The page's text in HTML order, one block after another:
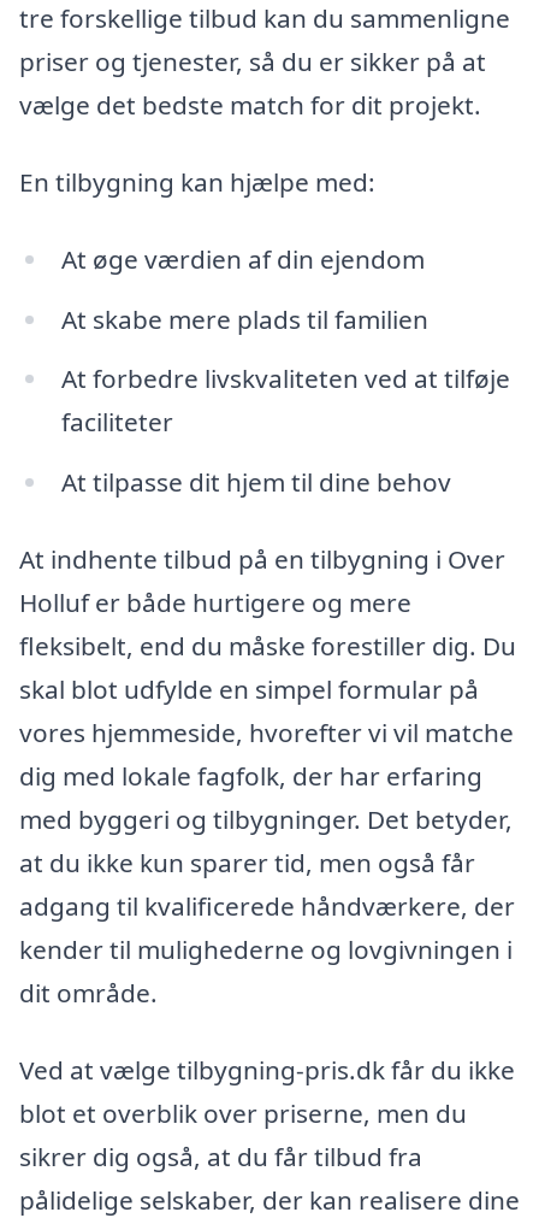
tre forskellige tilbud kan du sammenligne
priser og tjenester, så du er sikker på at
vælge det bedste match for dit projekt.
En tilbygning kan hjælpe med:
At øge værdien af din ejendom
At skabe mere plads til familien
At forbedre livskvaliteten ved at tilføje
faciliteter
At tilpasse dit hjem til dine behov
At indhente tilbud på en tilbygning i Over
Holluf er både hurtigere og mere
fleksibelt, end du måske forestiller dig. Du
skal blot udfylde en simpel formular på
vores hjemmeside, hvorefter vi vil matche
dig med lokale fagfolk, der har erfaring
med byggeri og tilbygninger. Det betyder,
at du ikke kun sparer tid, men også får
adgang til kvalificerede håndværkere, der
kender til mulighederne og lovgivningen i
dit område.
Ved at vælge tilbygning-pris.dk får du ikke
blot et overblik over priserne, men du
sikrer dig også, at du får tilbud fra
pålidelige selskaber, der kan realisere dine